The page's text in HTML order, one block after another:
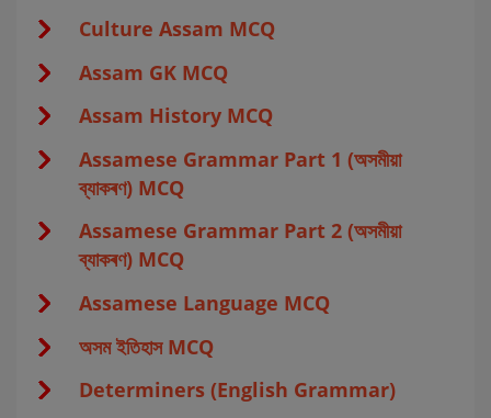
Culture Assam MCQ
Assam GK MCQ
Assam History MCQ
Assamese Grammar Part 1 (অসমীয়া
ব্যাকৰণ) MCQ
Assamese Grammar Part 2 (অসমীয়া
ব্যাকৰণ) MCQ
Assamese Language MCQ
অসম ইতিহাস MCQ
Determiners (English Grammar)